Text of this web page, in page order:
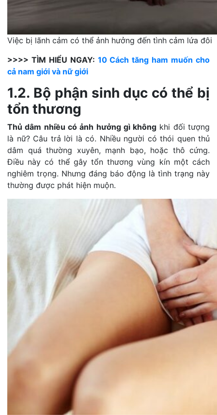
Việc bị lãnh cảm có thể ảnh hưởng đến tình cảm lứa đôi
>>>> TÌM HIỂU NGAY: 10 Cách tăng ham muốn cho
cả nam giới và nữ giới
1.2. Bộ phận sinh dục có thể bị
tổn thương
Thủ dâm nhiều có ảnh hưởng gì không khi đối tượng
là nữ? Câu trả lời là có. Nhiều người có thói quen thủ
dâm quá thường xuyên, mạnh bạo, hoặc thô cứng.
Điều này có thể gây tổn thương vùng kín một cách
nghiêm trọng. Nhưng đáng báo động là tình trạng này
thường được phát hiện muộn.